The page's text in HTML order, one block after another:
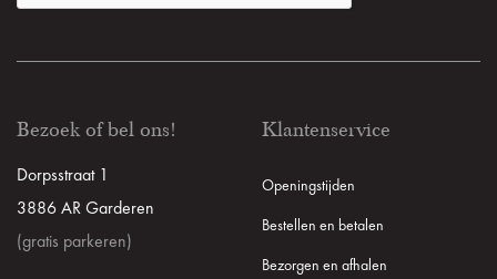
Bezoek of bel ons!
Dorpsstraat 1
3886 AR Garderen
(gratis parkeren)
Klantenservice
Openingstijden
Bestellen en betalen
Bezorgen en afhalen